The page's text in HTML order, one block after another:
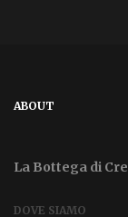
ABOUT
La Bottega di
DOVE SIAMO